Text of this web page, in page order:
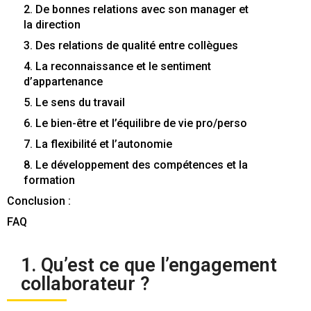
2. De bonnes relations avec son manager et
la direction
3. Des relations de qualité entre collègues
4. La reconnaissance et le sentiment
d’appartenance
5. Le sens du travail
6. Le bien-être et l’équilibre de vie pro/perso
7. La flexibilité et l’autonomie
8. Le développement des compétences et la
formation
Conclusion :
FAQ
1. Qu’est ce que l’engagement
collaborateur ?